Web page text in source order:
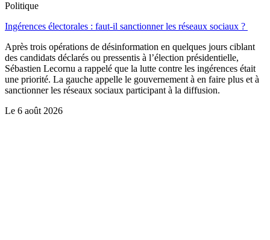
Politique
Ingérences électorales : faut-il sanctionner les réseaux sociaux ?
Après trois opérations de désinformation en quelques jours ciblant
des candidats déclarés ou pressentis à l’élection présidentielle,
Sébastien Lecornu a rappelé que la lutte contre les ingérences était
une priorité. La gauche appelle le gouvernement à en faire plus et à
sanctionner les réseaux sociaux participant à la diffusion.
Le 6 août 2026